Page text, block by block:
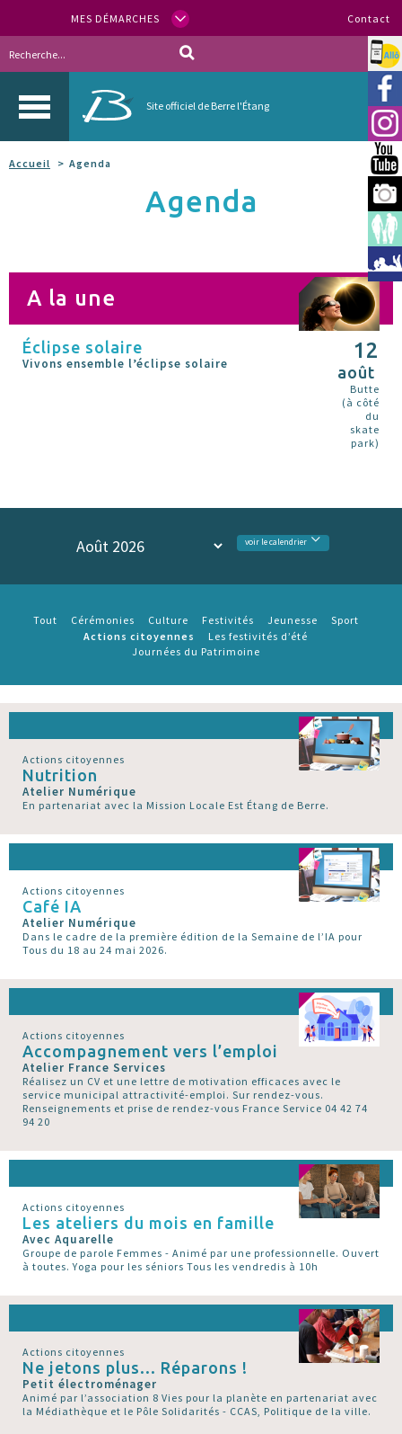
MES DÉMARCHES Contact
Site officiel de Berre l'Étang
Allo
Accueil Agenda
Agenda
A la une
Éclipse solaire
Vivons ensemble l’éclipse solaire
12
août
Butte
(à côté
du
skate
park)
voir le calendrier
Tout Cérémonies Culture Festivités Jeunesse
Sport
Actions citoyennes
Les festivités d’été
Journées du Patrimoine
Actions citoyennes
Nutrition
Atelier Numérique
En partenariat avec la Mission Locale Est Étang de Berre.
Actions citoyennes
Café IA
Atelier Numérique
Dans le cadre de la première édition de la Semaine de l’IA pour
Tous du 18 au 24 mai 2026.
Actions citoyennes
Accompagnement vers l’emploi
Atelier France Services
Réalisez un CV et une lettre de motivation efficaces avec le
service municipal attractivité-emploi. Sur rendez-vous.
Renseignements et prise de rendez-vous France Service 04 42 74
94 20
Actions citoyennes
Les ateliers du mois en famille
Avec Aquarelle
Groupe de parole Femmes - Animé par une professionnelle. Ouvert
à toutes. Yoga pour les séniors Tous les vendredis à 10h
Actions citoyennes
Ne jetons plus... Réparons !
Petit électroménager
Animé par l’association 8 Vies pour la planète en partenariat avec
la Médiathèque et le Pôle Solidarités - CCAS, Politique de la ville.